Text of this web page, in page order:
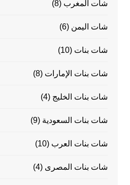
شات المغرب (8)
شات اليمن (6)
شات بنات (10)
شات بنات الإمارات (8)
شات بنات الخليج (4)
شات بنات السعودية (9)
شات بنات العرب (10)
شات بنات المصرى (4)